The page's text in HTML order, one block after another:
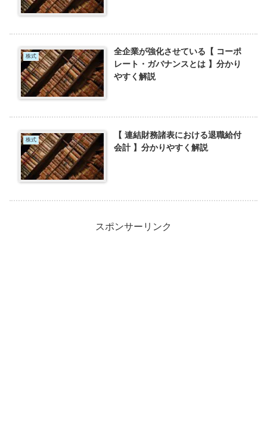
株式
全企業が強化させている【 コーポ
レート・ガバナンスとは 】分かり
やすく解説
株式
【 連結財務諸表における退職給付
会計 】分かりやすく解説
スポンサーリンク